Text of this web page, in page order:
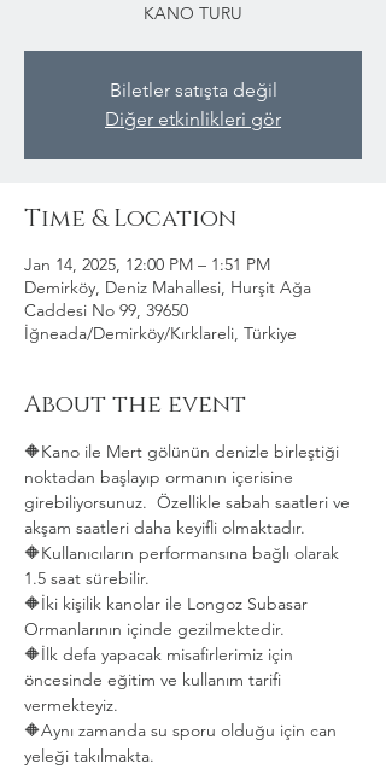
KANO TURU
Biletler satışta değil
Diğer etkinlikleri gör
Time & Location
Jan 14, 2025, 12:00 PM – 1:51 PM
Demirköy, Deniz Mahallesi, Hurşit Ağa
Caddesi No 99, 39650
İğneada/Demirköy/Kırklareli, Türkiye
About the event
🔶Kano ile Mert gölünün denizle birleştiği
noktadan başlayıp ormanın içerisine
girebiliyorsunuz.  Özellikle sabah saatleri ve
akşam saatleri daha keyifli olmaktadır.
🔶Kullanıcıların performansına bağlı olarak
1.5 saat sürebilir.
🔶İki kişilik kanolar ile Longoz Subasar
Ormanlarının içinde gezilmektedir.
🔶İlk defa yapacak misafirlerimiz için
öncesinde eğitim ve kullanım tarifi
vermekteyiz.
🔶Aynı zamanda su sporu olduğu için can
yeleği takılmakta.